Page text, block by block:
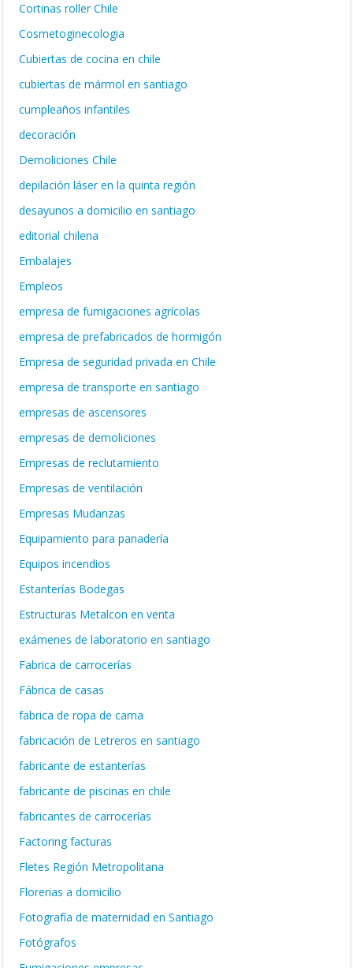
Cortinas roller Chile
Cosmetoginecologia
Cubiertas de cocina en chile
cubiertas de mármol en santiago
cumpleaños infantiles
decoración
Demoliciones Chile
depilación láser en la quinta región
desayunos a domicilio en santiago
editorial chilena
Embalajes
Empleos
empresa de fumigaciones agrícolas
empresa de prefabricados de hormigón
Empresa de seguridad privada en Chile
empresa de transporte en santiago
empresas de ascensores
empresas de demoliciones
Empresas de reclutamiento
Empresas de ventilación
Empresas Mudanzas
Equipamiento para panadería
Equipos incendios
Estanterías Bodegas
Estructuras Metalcon en venta
exámenes de laboratorio en santiago
Fabrica de carrocerías
Fábrica de casas
fabrica de ropa de cama
fabricación de Letreros en santiago
fabricante de estanterías
fabricante de piscinas en chile
fabricantes de carrocerías
Factoring facturas
Fletes Región Metropolitana
Florerias a domicilio
Fotografía de maternidad en Santiago
Fotógrafos